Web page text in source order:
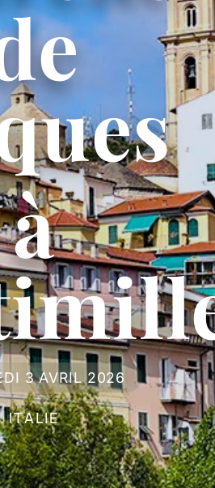
à
3 AVRIL 2026
ITALIE